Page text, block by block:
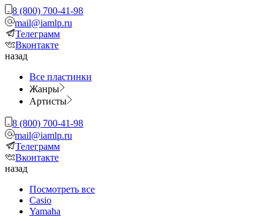
8 (800) 700-41-98
mail@iamlp.ru
Телеграмм
Вконтакте
назад
Все пластинки
Жанры
Артисты
8 (800) 700-41-98
mail@iamlp.ru
Телеграмм
Вконтакте
назад
Посмотреть все
Casio
Yamaha